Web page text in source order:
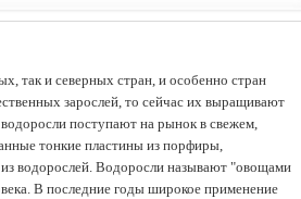
так и северных стран, и особенно стран
зарослей, то сейчас их выращивают
поступают на рынок в свежем,
тонкие пластины из порфиры,
водорослей. Водоросли называют "овощами
В последние годы широкое применение